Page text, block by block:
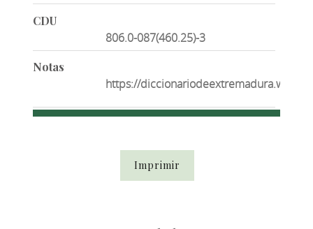
CDU
806.0-087(460.25)-3
Notas
https://
Imprimir